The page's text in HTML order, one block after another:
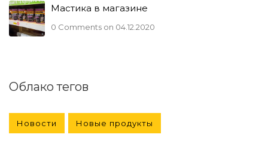
Мастика в магазине
0 Comments on 04.12.2020
Облако тегов
Новости Новые продукты